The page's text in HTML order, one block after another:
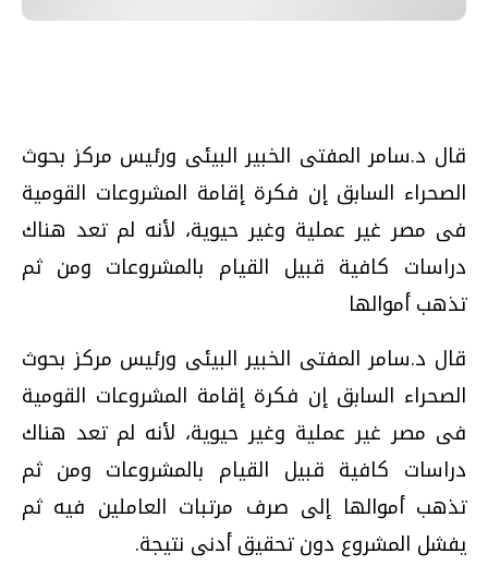
قال د.سامر المفتى الخبير البيئى ورئيس مركز بحوث
الصحراء السابق إن فكرة إقامة المشروعات القومية
فى مصر غير عملية وغير حيوية، لأنه لم تعد هناك
دراسات كافية قبيل القيام بالمشروعات ومن ثم
تذهب أموالها
قال د.سامر المفتى الخبير البيئى ورئيس مركز بحوث
الصحراء السابق إن فكرة إقامة المشروعات القومية
فى مصر غير عملية وغير حيوية، لأنه لم تعد هناك
دراسات كافية قبيل القيام بالمشروعات ومن ثم
تذهب أموالها إلى صرف مرتبات العاملين فيه ثم
يفشل المشروع دون تحقيق أدنى نتيجة.